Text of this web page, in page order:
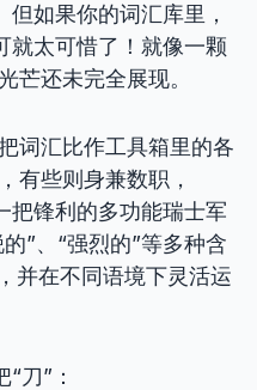
如果你的词汇库里，
就太可惜了！就像一颗
芒还未完全展现。
词汇比作工具箱里的各
有些则身兼数职，
把锋利的多功能瑞士军
”、“强烈的”等多种含
并在不同语境下灵活运
“刀”：